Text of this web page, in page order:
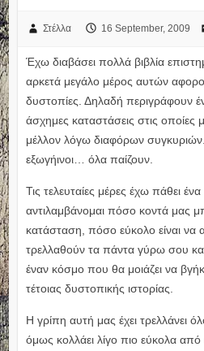
Στέλλα 16 September, 2009
Έχω διαβάσει πολλά βιβλία
αρκετά μεγάλο μέρος αυτών
δυστοπίες. Δηλαδή περιγράφουν
άσχημες καταστάσεις στις οποίες
μέλλον λόγω διαφόρων
εξωγήινοι… όλα παίζουν.
Τις τελευταίες μέρες έχω πάθει
αντιλαμβάνομαι πόσο κοντά μας
κατάσταση, πόσο εύκολο είναι να
τρελλαθούν τα πάντα γύρω σου
έναν κόσμο που θα μοιάζει να
τέτοιας δυστοπικής ιστορίας.
Η γρίπη αυτή μας έχει τρελλάνει
όμως κολλάει λίγο πιο εύκολα